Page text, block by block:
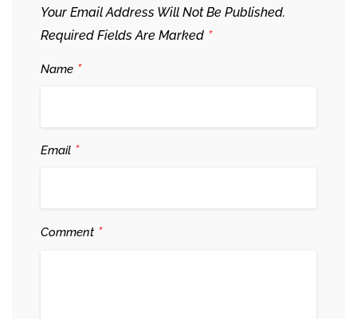
Your Email Address Will Not Be Published.
Required Fields Are Marked *
Name *
Email *
Comment *